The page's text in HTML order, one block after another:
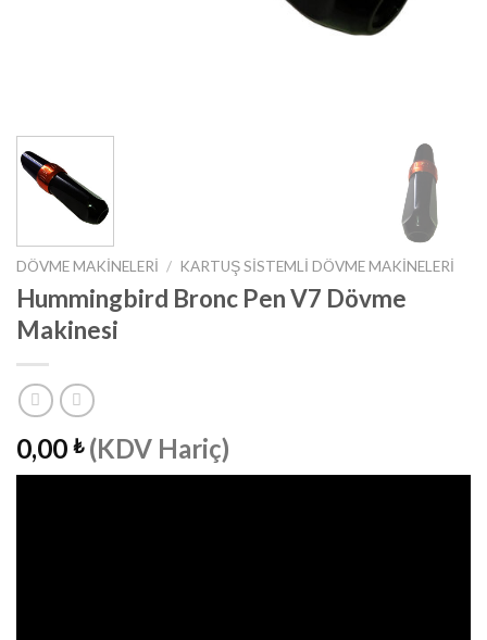
DÖVME MAKINELERI / KARTUŞ SISTEMLI DÖVME MAKINELERI
Hummingbird Bronc Pen V7 Dövme
Makinesi
0,00 ₺ (KDV Hariç)